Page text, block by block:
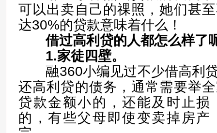
可以出卖自己的祼照，她们甚
达30%的贷款意味着什么！
借过高利贷的人都怎么样了
1.家徒四壁。
融360小编见过不少借高利贷
还高利贷的债务，通常需要举
贷款金额小的，还能及时止损
的，有些父母即使变卖掉房产